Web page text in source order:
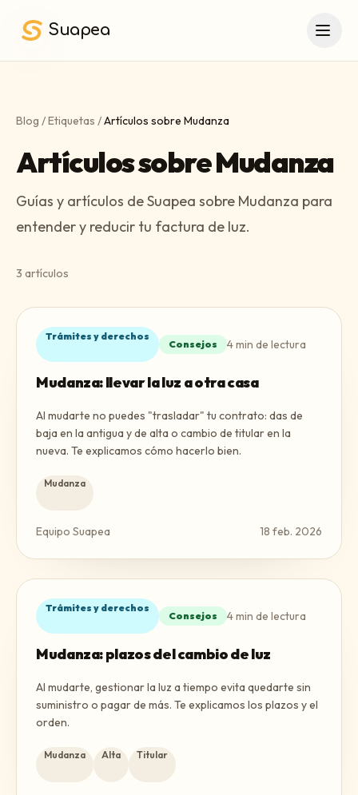
Suapea
Blog /Etiquetas /Artículos sobre Mudanza
Artículos sobre Mudanza
Guías y artículos de Suapea sobre Mudanza para
entender y reducir tu factura de luz.
3 artículos
Trámites y derechos
Consejos 4min de lectura
Mudanza: llevar la luz a otra casa
Al mudarte no puedes "trasladar" tu contrato: das de
baja en la antigua y de alta o cambio de titular en la
nueva. Te explicamos cómo hacerlo bien.
Mudanza
Equipo Suapea 18 feb. 2026
Trámites y derechos
Consejos 4min de lectura
Mudanza: plazos del cambio de luz
Al mudarte, gestionar la luz a tiempo evita quedarte sin
suministro o pagar de más. Te explicamos los plazos y el
orden.
Mudanza Alta Titular